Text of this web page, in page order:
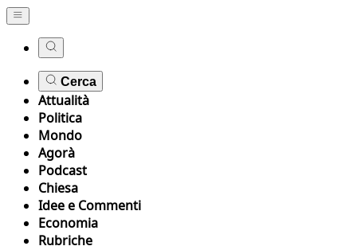
Cerca
Attualità
Politica
Mondo
Agorà
Podcast
Chiesa
Idee e Commenti
Economia
Rubriche